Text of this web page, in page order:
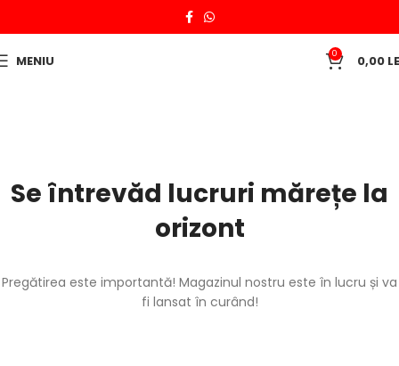
MENIU 0 0,00
Se întrevăd lucruri mărețe la
orizont
Pregătirea este importantă! Magazinul nostru este în lucru și va
fi lansat în curând!